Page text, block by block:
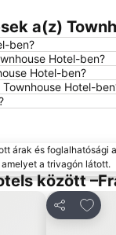
a(z)
ben?
Hotel-ben?
Hotel-ben?
Hotel-
árak és foglalhatósági
a trivagón látott.
között
Megosztás